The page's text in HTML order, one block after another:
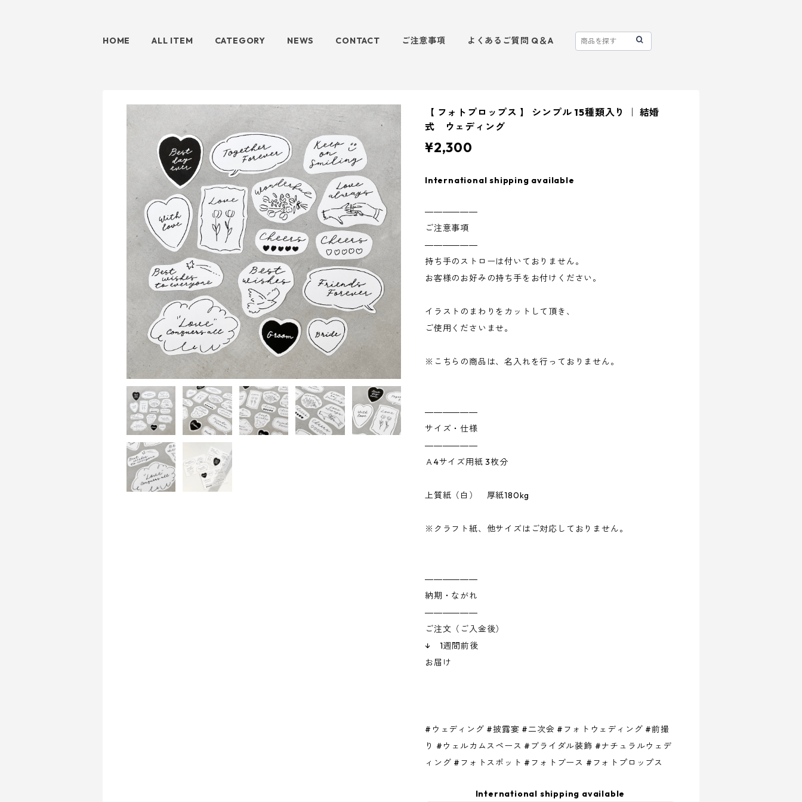
HOME ALL ITEM CATEGORY NEWS CONTACT ご注意事項 よくあるご質問 Q＆A
【 フォトプロップス 】 シンプル 15種類入り ｜ 結婚
式 ウェディング
¥2,300
International shipping available
――――――
ご注意事項
――――――
持ち手のストローは付いておりません。
お客様のお好みの持ち手をお付けください。
イラストのまわりをカットして頂き、
ご使用くださいませ。
※こちらの商品は、名入れを行っておりません。
――――――
サイズ・仕様
――――――
Ａ4サイズ用紙 3枚分
上質紙（白） 厚紙180kg
※クラフト紙、他サイズはご対応しておりません。
――――――
納期・ながれ
――――――
ご注文（ご入金後）
↓ 1週間前後
お届け
#ウェディング #披露宴 #二次会 #フォトウェディング #前撮
り #ウェルカムスペース #ブライダル装飾 #ナチュラルウェデ
ィング #フォトスポット #フォトブース #フォトプロップス
International shipping available